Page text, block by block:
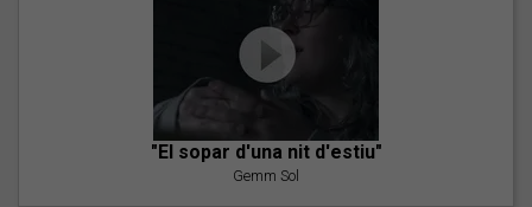
"El sopar d'una nit d'estiu"
Gemm Sol